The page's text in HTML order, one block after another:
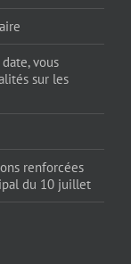
vous
sur les
renforcées
du 10 juillet